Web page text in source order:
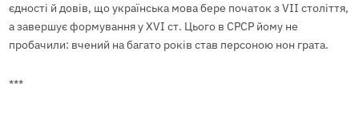
єдності й довів, що українська мова бере початок з VII століття,
а завершує формування у XVI ст. Цього в СРСР йому не
пробачили: вчений на багато років став персоною нон грата.
***